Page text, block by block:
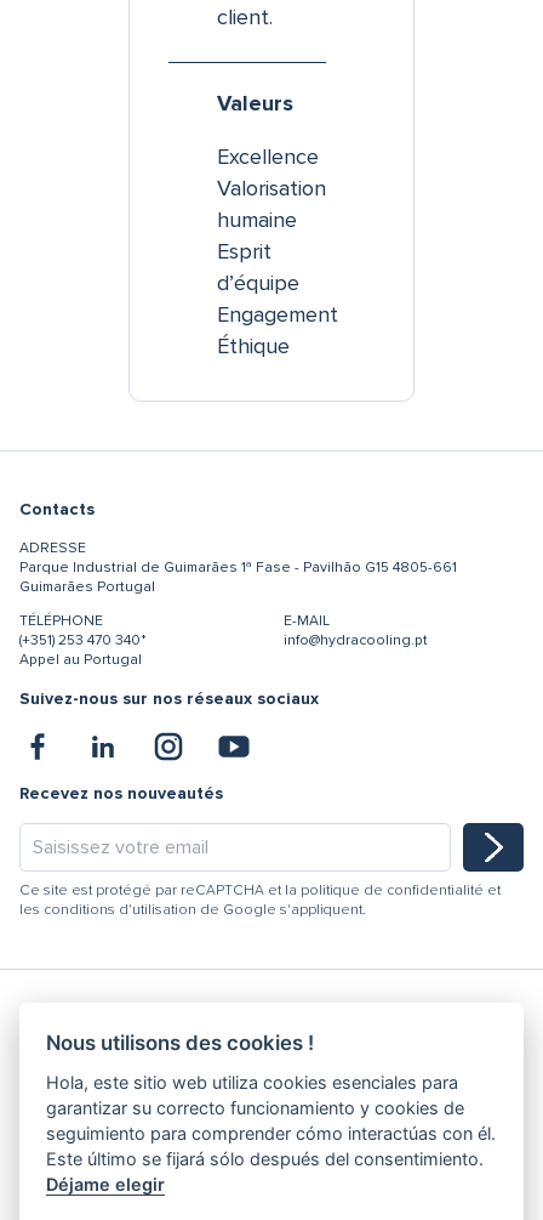
client.
Valeurs
Excellence
Valorisation
humaine
Esprit
d’équipe
Engagement
Éthique
Contacts
ADRESSE
Parque Industrial de Guimarães 1ª Fase - Pavilhão G15 4805-661
Guimarães Portugal
TÉLÉPHONE
(+351) 253 470 340*
Appel au Portugal
E-MAIL
info@hydracooling.pt
Suivez-nous sur nos réseaux sociaux
Recevez nos nouveautés
Ce site est protégé par reCAPTCHA et la politique de confidentialité et
les conditions d'utilisation de Google s'appliquent.
Hydracooling 2026 - Tous droits réservés
Code de conduite
Politique de Qualité
Canal de dénonciation
Nous utilisons des cookies !
Hola, este sitio web utiliza cookies esenciales para
garantizar su correcto funcionamiento y cookies de
seguimiento para comprender cómo interactúas con él.
Este último se fijará sólo después del consentimiento.
Déjame elegir